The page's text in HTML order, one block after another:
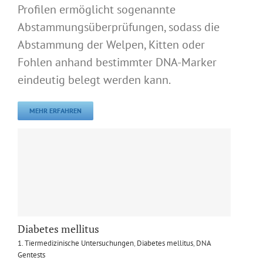
Profilen ermöglicht sogenannte
Abstammungsüberprüfungen, sodass die
Abstammung der Welpen, Kitten oder
Fohlen anhand bestimmter DNA-Marker
eindeutig belegt werden kann.
MEHR ERFAHREN
Diabetes mellitus
1. Tiermedizinische Untersuchungen, Diabetes mellitus, DNA
Gentests